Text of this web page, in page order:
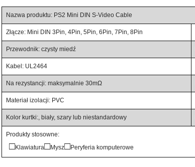
Nazwa produktu: PS2 Mini DIN S-Video Cable
Złącze: Mini DIN 3Pin, 4Pin, 5Pin, 6Pin, 7Pin, 8Pin
Przewodnik: czysty miedź
Kabel: UL2464
Na rezystancji: maksymalnie 30mΩ
Materiał izolacji: PVC
Kolor kurtki:, biały, szary lub niestandardowy
Produkty stosowne:
□Klawiatura□Mysz□Peryferia komputerowe